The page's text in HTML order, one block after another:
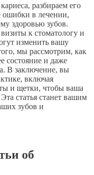
разбираем его
ошибки в лечении,
здоровью зубов.
к стоматологу и
изменить вашу
мы рассмотрим, как
состояние и даже
В заключение, вы
включая
и щетки, чтобы ваша
статья станет вашим
зубов и
об